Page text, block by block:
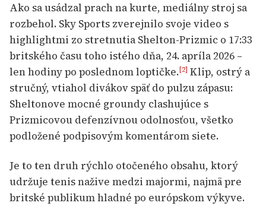
Ako sa usádzal prach na kurte, mediálny stroj sa
rozbehol. Sky Sports zverejnilo svoje video s
highlightmi zo stretnutia Shelton-Prizmic o 17:33
britského času toho istého dňa, 24. apríla 2026 –
len hodiny po poslednom loptičke.[2] Klip, ostrý a
stručný, vtiahol divákov späť do pulzu zápasu:
Sheltonove mocné groundy clashujúce s
Prizmicovou defenzívnou odolnosťou, všetko
podložené podpisovým komentárom siete.
Je to ten druh rýchlo otočeného obsahu, ktorý
udržuje tenis nažive medzi majormi, najmä pre
britské publikum hladné po európskom výkyve.